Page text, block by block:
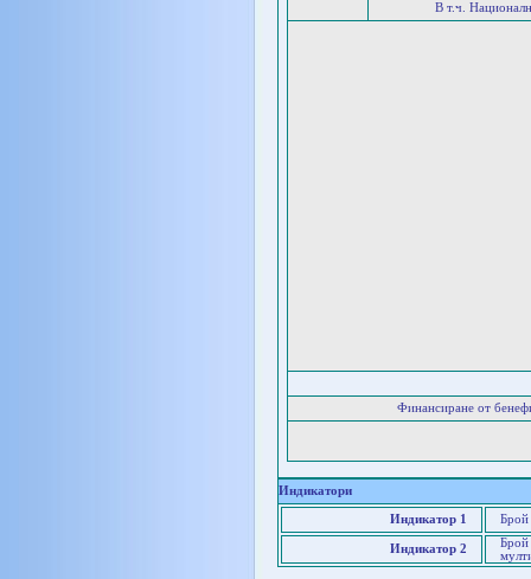
В т.ч.
Финансиране от
Индикатори
Индикатор 1 Брой
Индикатор 2
Брой